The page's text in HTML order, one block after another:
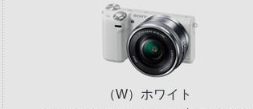
（W）ホワイト